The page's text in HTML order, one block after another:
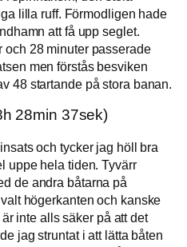
lilla ruff. Förmodligen hade
att få upp seglet.
och 28 minuter passerade
men förstås besviken
48 startande på stora banan.
28min 37sek)
och tycker jag höll bra
uppe hela tiden. Tyvärr
de andra båtarna på
högerkanten och kanske
inte alls säker på att det
jag struntat i att lätta båten